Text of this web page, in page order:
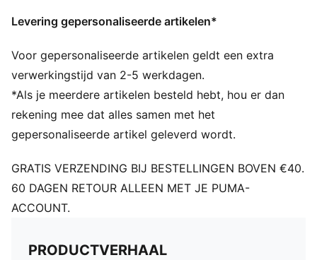
Levering gepersonaliseerde artikelen*
Voor gepersonaliseerde artikelen geldt een extra
verwerkingstijd van 2-5 werkdagen.
*Als je meerdere artikelen besteld hebt, hou er dan
rekening mee dat alles samen met het
gepersonaliseerde artikel geleverd wordt.
GRATIS VERZENDING BIJ BESTELLINGEN BOVEN €40.
60 DAGEN RETOUR ALLEEN MET JE PUMA-
ACCOUNT.
PRODUCTVERHAAL